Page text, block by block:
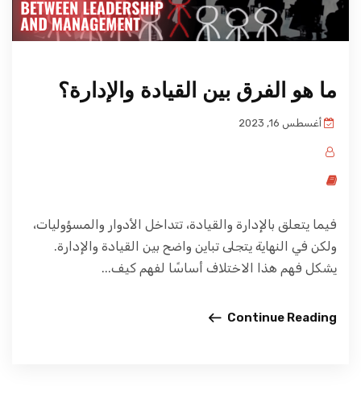
ما هو الفرق بين القيادة والإدارة؟
أغسطس 16, 2023
فيما يتعلق بالإدارة والقيادة، تتداخل الأدوار والمسؤوليات،
ولكن في النهاية يتجلى تباين واضح بين القيادة والإدارة.
يشكل فهم هذا الاختلاف أساسًا لفهم كيف...
Continue Reading